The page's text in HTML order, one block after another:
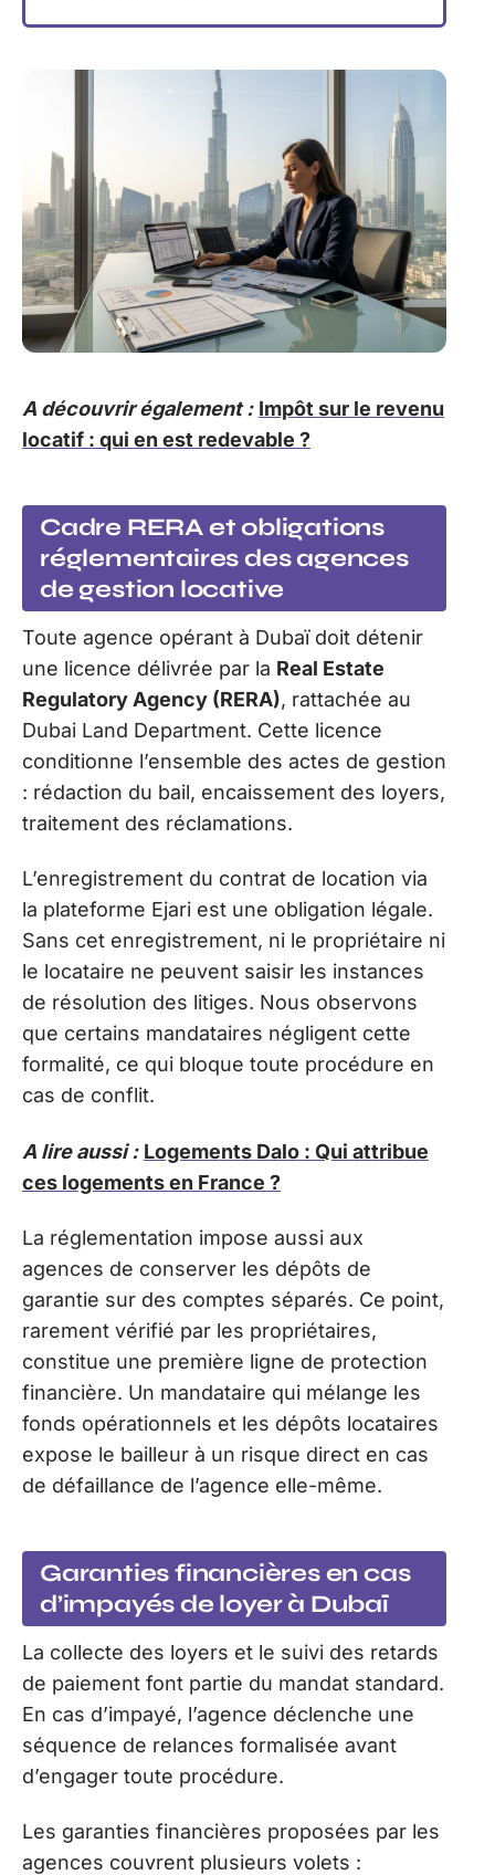
A découvrir également : Impôt sur le revenu
locatif : qui en est redevable ?
Cadre RERA et obligations
réglementaires des agences
de gestion locative
Toute agence opérant à Dubaï doit détenir
une licence délivrée par la Real Estate
Regulatory Agency (RERA), rattachée au
Dubai Land Department. Cette licence
conditionne l’ensemble des actes de gestion
: rédaction du bail, encaissement des loyers,
traitement des réclamations.
L’enregistrement du contrat de location via
la plateforme Ejari est une obligation légale.
Sans cet enregistrement, ni le propriétaire ni
le locataire ne peuvent saisir les instances
de résolution des litiges. Nous observons
que certains mandataires négligent cette
formalité, ce qui bloque toute procédure en
cas de conflit.
A lire aussi : Logements Dalo : Qui attribue
ces logements en France ?
La réglementation impose aussi aux
agences de conserver les dépôts de
garantie sur des comptes séparés. Ce point,
rarement vérifié par les propriétaires,
constitue une première ligne de protection
financière. Un mandataire qui mélange les
fonds opérationnels et les dépôts locataires
expose le bailleur à un risque direct en cas
de défaillance de l’agence elle-même.
Garanties financières en cas
d’impayés de loyer à Dubaï
La collecte des loyers et le suivi des retards
de paiement font partie du mandat standard.
En cas d’impayé, l’agence déclenche une
séquence de relances formalisée avant
d’engager toute procédure.
Les garanties financières proposées par les
agences couvrent plusieurs volets :